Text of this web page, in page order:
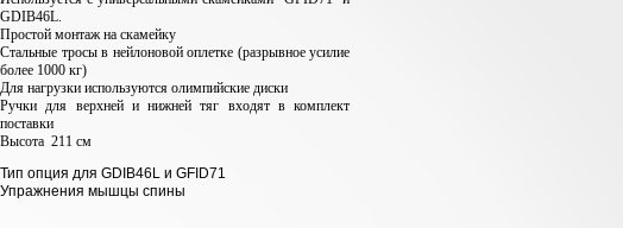
GDIB46L.
Простой монтаж на скамейку
Стальные тросы в нейлоновой оплетке (разрывное усилие
более 1000 кг)
Для нагрузки используются олимпийские диски
Ручки для верхней и нижней тяг входят в комплект
поставки
Высота 211 см
Тип опция для GDIB46L и GFID71
Упражнения мышцы спины